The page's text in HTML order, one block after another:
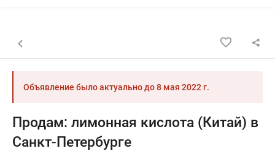
Назад к списку объявлений
Объявление было актуально до8 мая 2022 г.
Продам: лимонная кислота (Китай) в
Санкт-Петербурге